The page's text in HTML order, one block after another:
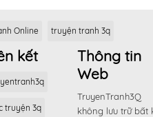
Online truyện tranh 3q
kết
truyện 3q
Thông tin
Web
TruyenTranh3Q
không lưu trữ bất